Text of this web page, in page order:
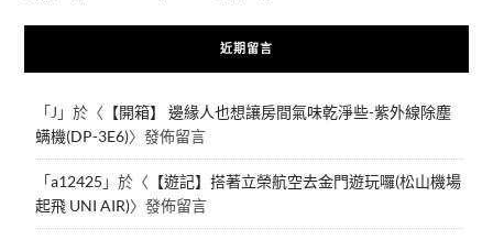
近期留言
「J 」於〈 【開箱】 邊緣人也想讓房間氣味乾淨些-紫外線除塵
螨機(DP-3E6)〉發佈留言
「a12425 」於〈 【遊記】搭著立榮航空去金門遊玩囉(松山機場
起飛 UNI AIR)〉發佈留言